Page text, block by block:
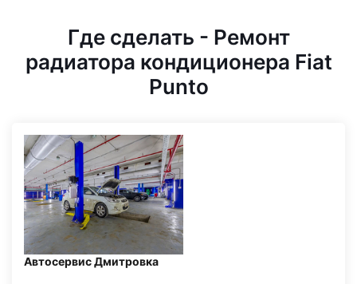
Где сделать - Ремонт
радиатора кондиционера Fiat
Punto
Автосервис Дмитровка